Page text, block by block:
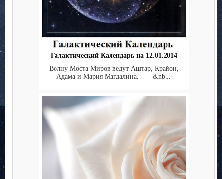
Галактический Календарь на 12.01.2014
Волну Моста Миров ведут Аштар, Крайон,
Адама и Мария Магдалина. &nb...